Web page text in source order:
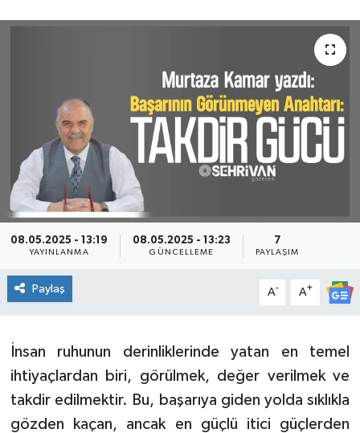
08.05.2025 - 13:19
YAYINLANMA
08.05.2025 - 13:23
GÜNCELLEME
7
PAYLAŞIM
Paylaş A- A+
İnsan ruhunun derinliklerinde yatan en temel
ihtiyaçlardan biri, görülmek, değer verilmek ve
takdir edilmektir. Bu, başarıya giden yolda sıklıkla
gözden kaçan, ancak en güçlü itici güçlerden